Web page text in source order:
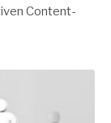
Content-